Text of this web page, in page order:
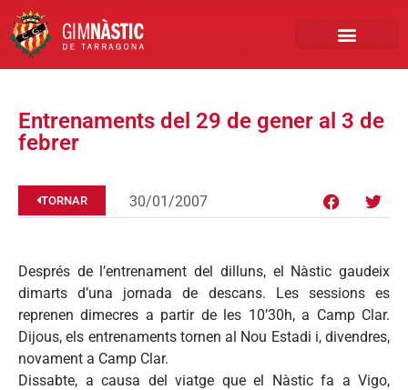
Entrenaments del 29 de gener al 3 de
febrer
TORNAR 30/01/2007
Després de l’entrenament del dilluns, el Nàstic gaudeix
dimarts d’una jornada de descans. Les sessions es
reprenen dimecres a partir de les 10’30h, a Camp Clar.
Dijous, els entrenaments tornen al Nou Estadi i, divendres,
novament a Camp Clar.
Dissabte, a causa del viatge que el Nàstic fa a Vigo,